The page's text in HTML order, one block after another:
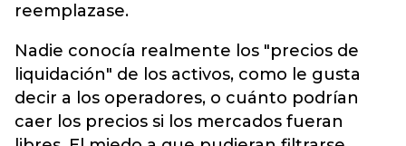
reemplazase.
Nadie conocía realmente los "precios de
liquidación" de los activos, como le gusta
decir a los operadores, o cuánto podrían
caer los precios si los mercados fueran